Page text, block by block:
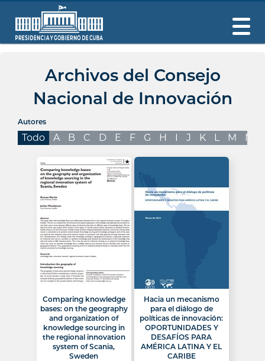
Archivos del Consejo
Nacional de Innovación
Autores
Todo A B C D E F G H I J K L M N
Comparing knowledge
bases: on the geography
and organization of
knowledge sourcing in
the regional innovation
system of Scania,
Sweden
Hacia un mecanismo
para el diálogo de
políticas de innovación:
OPORTUNIDADES Y
DESAFÍOS PARA
AMÉRICA LATINA Y EL
CARIBE